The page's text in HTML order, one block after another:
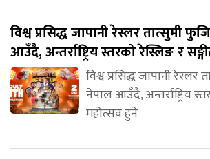
विश्व प्रसिद्ध जापानी रेस्लर तात्सुमी
आउँदै, अन्तर्राष्ट्रिय स्तरको रेस्लिङ र
विश्व प्रसिद्ध जापानी रेस्लर
नेपाल आउँदै, अन्तर्राष्ट्रिय
महोत्सव हुने